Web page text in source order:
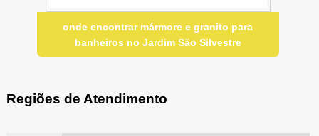
onde encontrar mármore e granito para
banheiros no Jardim São Silvestre
Regiões de Atendimento